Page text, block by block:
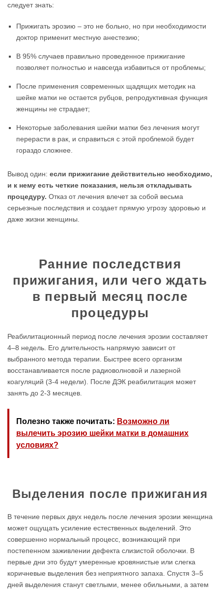
следует знать:
Прижигать эрозию – это не больно, но при необходимости
доктор применит местную анестезию;
В 95% случаев правильно проведенное прижигание
позволяет полностью и навсегда избавиться от проблемы;
После применения современных щадящих методик на
шейке матки не остается рубцов, репродуктивная функция
женщины не страдает;
Некоторые заболевания шейки матки без лечения могут
перерасти в рак, и справиться с этой проблемой будет
гораздо сложнее.
Вывод один: если прижигание действительно необходимо,
и к нему есть четкие показания, нельзя откладывать
процедуру. Отказ от лечения влечет за собой весьма
серьезные последствия и создает прямую угрозу здоровью и
даже жизни женщины.
Ранние последствия
прижигания, или чего ждать
в первый месяц после
процедуры
Реабилитационный период после лечения эрозии составляет
4–8 недель. Его длительность напрямую зависит от
выбранного метода терапии. Быстрее всего организм
восстанавливается после радиоволновой и лазерной
коагуляций (3-4 недели). После ДЭК реабилитация может
занять до 2-3 месяцев.
Полезно также почитать: Возможно ли
вылечить эрозию шейки матки в домашних
условиях?
Выделения после прижигания
В течение первых двух недель после лечения эрозии женщина
может ощущать усиление естественных выделений. Это
совершенно нормальный процесс, возникающий при
постепенном заживлении дефекта слизистой оболочки. В
первые дни это будут умеренные кровянистые или слегка
коричневые выделения без неприятного запаха. Спустя 3–5
дней выделения станут светлыми, менее обильными, а затем